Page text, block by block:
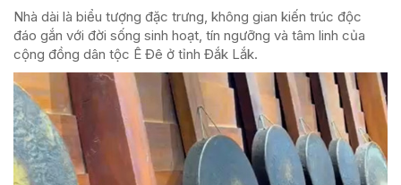
Nhà dài là biểu tượng đặc trưng, không gian kiến trúc độc
đáo gắn với đời sống sinh hoạt, tín ngưỡng và tâm linh của
cộng đồng dân tộc Ê Đê ở tỉnh Đắk Lắk.